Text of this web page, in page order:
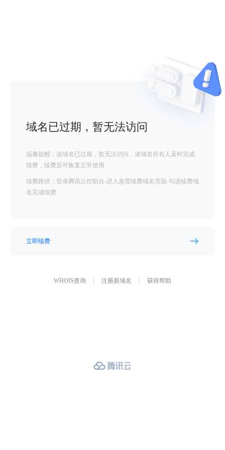
域名已过期，暂无法访问
温馨提醒：该域名已过期，暂无法访问，请域名所有人及时完成
续费，续费后可恢复正常使用
续费路径：登录腾讯云控制台-进入急需续费域名页面-勾选续费域
名完成续费
立即续费
WHOIS查询 注册新域名 获得帮助